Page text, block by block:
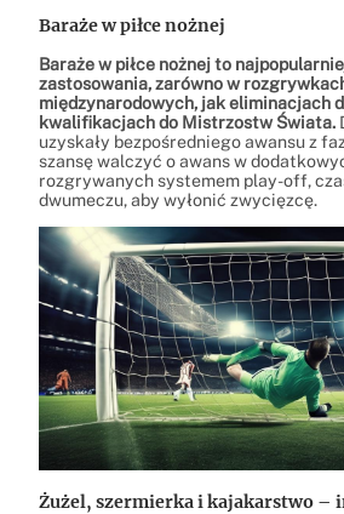
Baraże w piłce nożnej
Baraże w piłce nożnej to
zastosowania, zarówno w
międzynarodowych, jak eliminacjach
kwalifikacjach do Mistrzostw Świata.
uzyskały bezpośredniego awansu z
szansę walczyć o awans w
rozgrywanych systemem play-off,
dwumeczu, aby wyłonić zwycięzcę.
Żużel, szermierka i kajakarstwo –